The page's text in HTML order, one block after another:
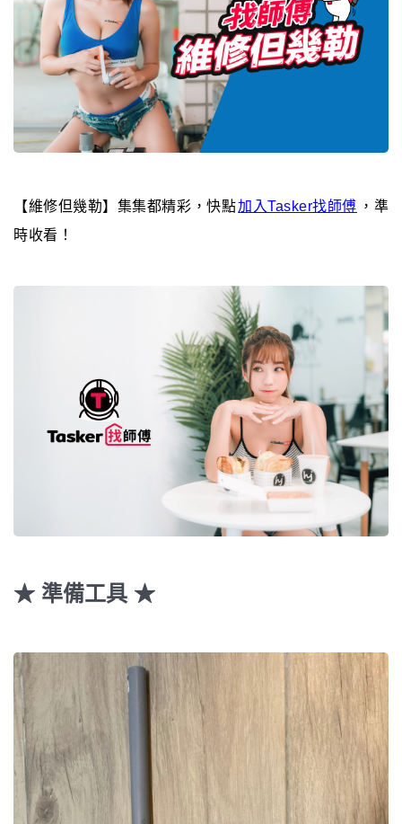
【維修但幾勒】集集都精彩，快點加入Tasker找師傅 ，準
時收看！
★ 準備工具 ★